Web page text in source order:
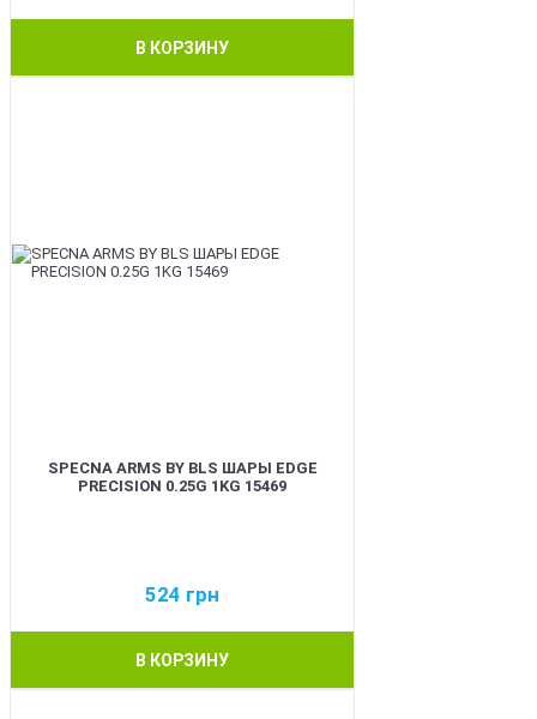
В КОРЗИНУ
SPECNA ARMS BY BLS ШАРЫ EDGE
PRECISION 0.25G 1KG 15469
524 грн
В КОРЗИНУ